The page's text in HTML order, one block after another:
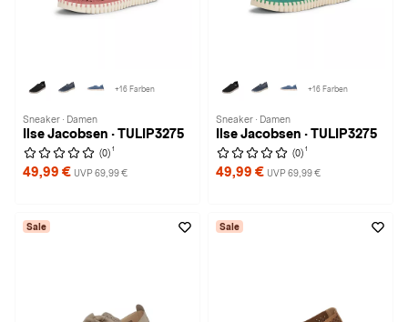
+16 Farben
Sneaker · Damen
Ilse Jacobsen · TULIP3275
(0) 1
49,99 € UVP 69,99 €
+16 Farben
Sneaker · Damen
Ilse Jacobsen · TULIP3275
(0) 1
49,99 € UVP 69,99 €
Sale Sale